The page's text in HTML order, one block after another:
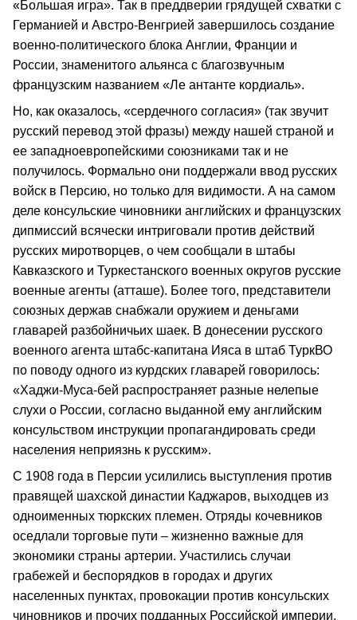
«Большая игра». Так в преддверии грядущей схватки с
Германией и Австро-Венгрией завершилось создание
военно-политического блока Англии, Франции и
России, знаменитого альянса с благозвучным
французским названием «Ле антанте кордиаль».
Но, как оказалось, «сердечного согласия» (так звучит
русский перевод этой фразы) между нашей страной и
ее западноевропейскими союзниками так и не
получилось. Формально они поддержали ввод русских
войск в Персию, но только для видимости. А на самом
деле консульские чиновники английских и французских
дипмиссий всячески интриговали против действий
русских миротворцев, о чем сообщали в штабы
Кавказского и Туркестанского военных округов русские
военные агенты (атташе). Более того, представители
союзных держав снабжали оружием и деньгами
главарей разбойничьих шаек. В донесении русского
военного агента штабс-капитана Ияса в штаб ТуркВО
по поводу одного из курдских главарей говорилось:
«Хаджи-Муса-бей распространяет разные нелепые
слухи о России, согласно выданной ему английским
консульством инструкции пропагандировать среди
населения неприязнь к русским».
С 1908 года в Персии усилились выступления против
правящей шахской династии Каджаров, выходцев из
одноименных тюркских племен. Отряды кочевников
оседлали торговые пути – жизненно важные для
экономики страны артерии. Участились случаи
грабежей и беспорядков в городах и других
населенных пунктах, провокации против консульских
чиновников и прочих подданных Российской империи.